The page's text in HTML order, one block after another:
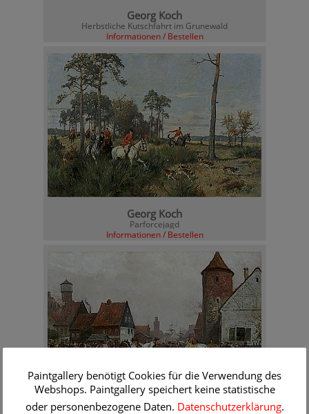
Georg Koch
Herbstliche Kutschfahrt im Grunewald
Informationen / Bestellen
Georg Koch
Parforcejagd
Informationen / Bestellen
Paintgallery benötigt Cookies für die Verwendung des
Webshops. Paintgallery speichert keine statistische
oder personenbezogene Daten. Datenschutzerklärung.